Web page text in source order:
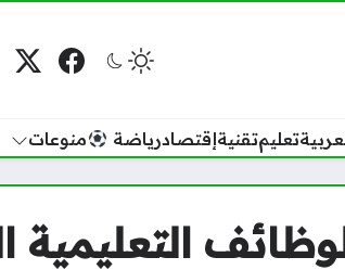
فيسبوك
تعليمتقنيةإقتصادرياضة منوعات
التعليمية